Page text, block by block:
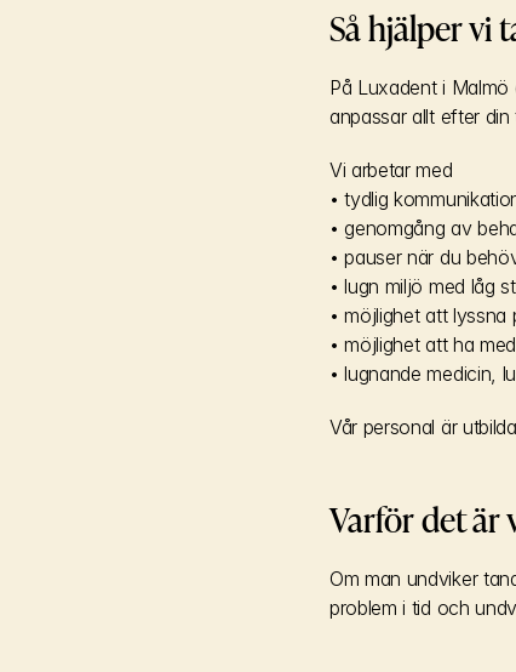
Så hjälper vi
På Luxadent i
anpassar allt efter din
Vi arbetar med
• tydlig
• genomgång av
• pauser när du
• lugn miljö med låg
• möjlighet att lyssna
• möjlighet att ha
• lugnande medicin,
Vår personal är
Varför det är
Om man undviker
problem i tid och